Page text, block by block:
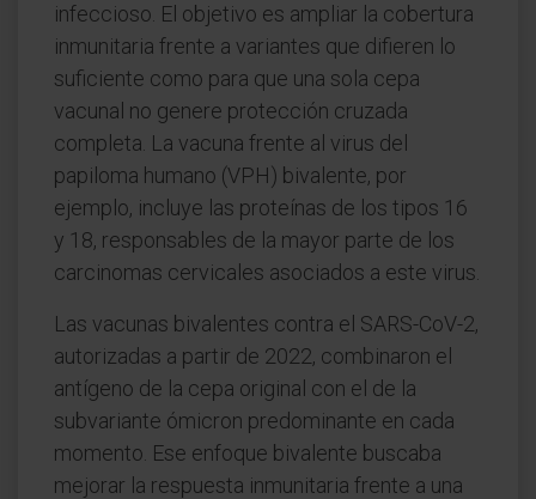
infeccioso. El objetivo es ampliar la cobertura
inmunitaria frente a variantes que difieren lo
suficiente como para que una sola cepa
vacunal no genere protección cruzada
completa. La vacuna frente al virus del
papiloma humano (VPH) bivalente, por
ejemplo, incluye las proteínas de los tipos 16
y 18, responsables de la mayor parte de los
carcinomas cervicales asociados a este virus.
Las vacunas bivalentes contra el SARS-CoV-2,
autorizadas a partir de 2022, combinaron el
antígeno de la cepa original con el de la
subvariante ómicron predominante en cada
momento. Ese enfoque bivalente buscaba
mejorar la respuesta inmunitaria frente a una